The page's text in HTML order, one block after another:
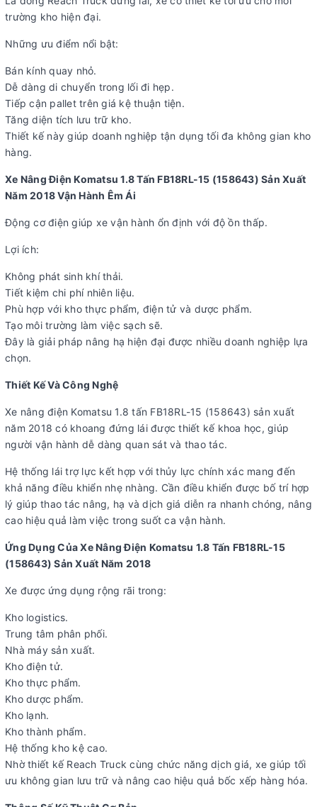
trường kho hiện đại.
Những ưu điểm nổi bật:
Bán kính quay nhỏ.
Dễ dàng di chuyển trong lối đi hẹp.
Tiếp cận pallet trên giá kệ thuận tiện.
Tăng diện tích lưu trữ kho.
Thiết kế này giúp doanh nghiệp tận dụng tối đa không gian kho
hàng.
Xe Nâng Điện Komatsu 1.8 Tấn FB18RL-15 (158643) Sản Xuất
Năm 2018 Vận Hành Êm Ái
Động cơ điện giúp xe vận hành ổn định với độ ồn thấp.
Lợi ích:
Không phát sinh khí thải.
Tiết kiệm chi phí nhiên liệu.
Phù hợp với kho thực phẩm, điện tử và dược phẩm.
Tạo môi trường làm việc sạch sẽ.
Đây là giải pháp nâng hạ hiện đại được nhiều doanh nghiệp lựa
chọn.
Thiết Kế Và Công Nghệ
Xe nâng điện Komatsu 1.8 tấn FB18RL-15 (158643) sản xuất
năm 2018 có khoang đứng lái được thiết kế khoa học, giúp
người vận hành dễ dàng quan sát và thao tác.
Hệ thống lái trợ lực kết hợp với thủy lực chính xác mang đến
khả năng điều khiển nhẹ nhàng. Cần điều khiển được bố trí hợp
lý giúp thao tác nâng, hạ và dịch giá diễn ra nhanh chóng, nâng
cao hiệu quả làm việc trong suốt ca vận hành.
Ứng Dụng Của Xe Nâng Điện Komatsu 1.8 Tấn FB18RL-15
(158643) Sản Xuất Năm 2018
Xe được ứng dụng rộng rãi trong:
Kho logistics.
Trung tâm phân phối.
Nhà máy sản xuất.
Kho điện tử.
Kho thực phẩm.
Kho dược phẩm.
Kho lạnh.
Kho thành phẩm.
Hệ thống kho kệ cao.
Nhờ thiết kế Reach Truck cùng chức năng dịch giá, xe giúp tối
ưu không gian lưu trữ và nâng cao hiệu quả bốc xếp hàng hóa.